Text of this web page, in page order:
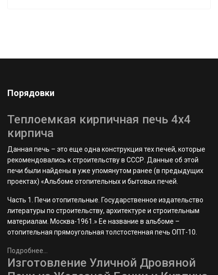
Порядовки
Теплоемкая кирпичная печь 4х4
кирпича
Данная печь – это еще одна конструкция тех печей, которые
рекомендовались к строительству в СССР. Данные об этой
печи были найдены в уже упомянутом ранее (в предыдущих
проектах) «Альбоме отопительных и бытовых печей.
Часть 1. Печи отопительные. Государственное издательство
литературы по строительству, архитектуре и строительным
материалам. Москва-1961.» Ее название в альбоме –
отопительная прямоугольная толстостенная печь ОПТ-10.
Подробнее...
Изготовление Уличной Дровяной